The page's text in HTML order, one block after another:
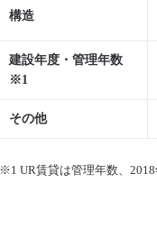
構造
建設年度・管理年数
※1
その他
※1 UR賃貸は管理年数、